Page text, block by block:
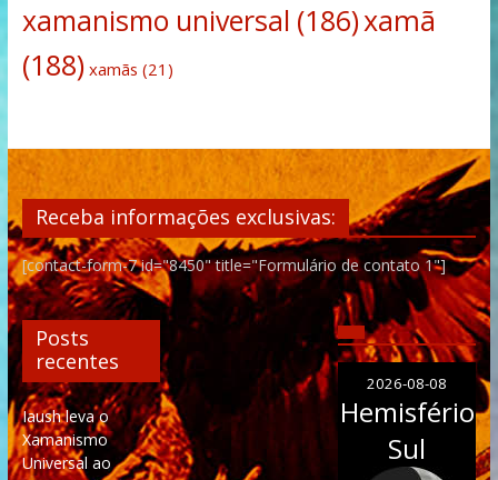
xamanismo universal (186)xamã
(188) xamãs (21)
Receba informações exclusivas:
[contact-form-7 id="8450" title="Formulário de contato 1"]
Posts
recentes
Iaush leva o
Xamanismo
Universal ao
2026-08-08
Hemisfério
Sul